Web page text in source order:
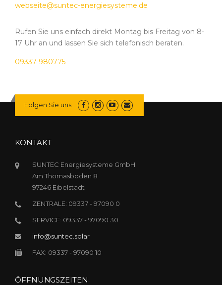
webseite@suntec-energiesysteme.de
Rufen Sie uns einfach direkt Montag bis Freitag von 8-
17 Uhr an und lassen Sie sich telefonisch beraten.
09337 980775
Folgen Sie uns
KONTAKT
SUNTEC Energiesysteme GmbH
Am Thomasboden 8
97246 Eibelstadt
ZENTRALE: 09337 - 97090 0
SERVICE: 09337 - 97090 30
info@suntec.solar
FAX: 09337 - 97090 10
ÖFFNUNGSZEITEN